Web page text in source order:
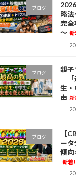
ブログ
略法
完全
～ 新
ブログ
親子
｜
生・
由 新
ブログ
【
ータ
傾向
新着